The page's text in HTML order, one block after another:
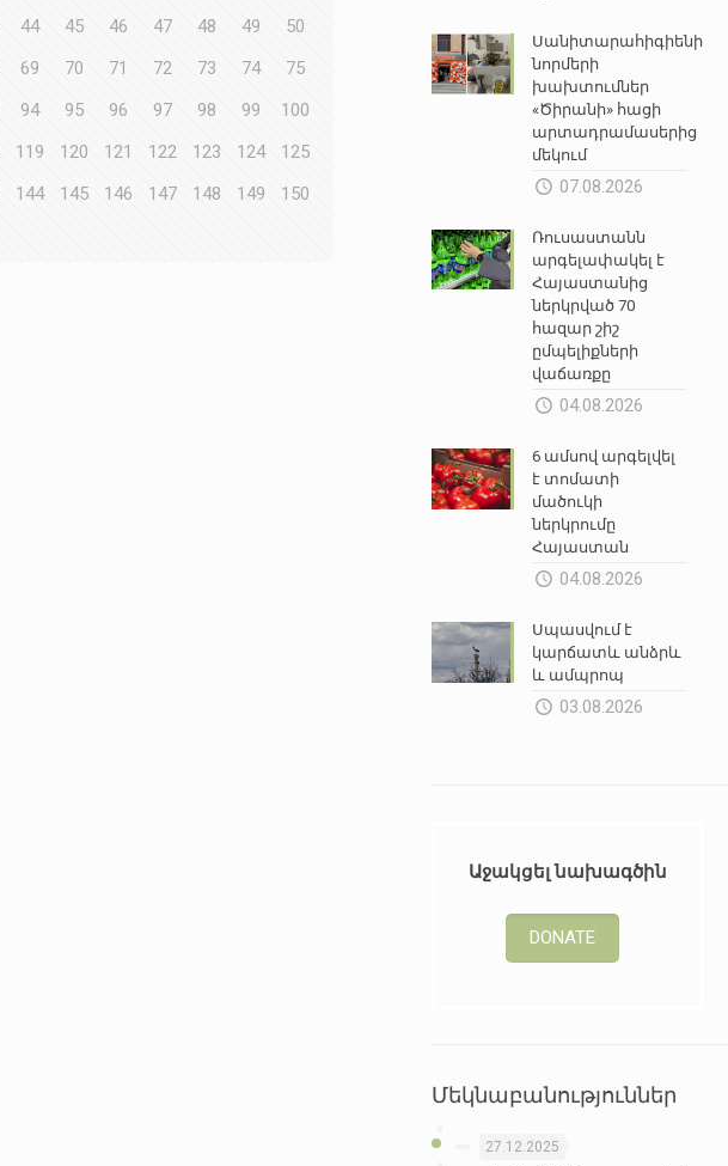
44 45 46 47 48 49
50
69 70 71 72 73 74
75
94 95 96 97 98 99
100
119 120 121 122 123 124
125
144 145 146 147 148 149
150
Սանիտարահիգիենիկ
նորմերի
խախտումներ
«Ծիրանի» հացի
արտադրամասերից
մեկում
07.08.2026
Ռուսաստանն
արգելափակել է
Հայաստանից
ներկրված 70
հազար շիշ
ըմպելիքների
վաճառքը
04.08.2026
6 ամսով արգելվել
է տոմատի
մածուկի
ներկրումը
Հայաստան
04.08.2026
Սպասվում է
կարճատև անձրև
և ամպրոպ
03.08.2026
Աջակցել նախագծին
DONATE
Մեկնաբանություններ
27.12.2025